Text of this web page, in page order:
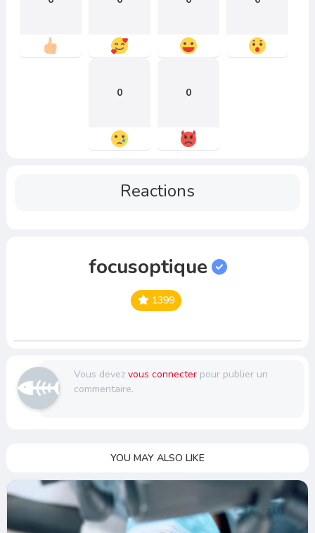
0 0
Reactions
focusoptique
1399
Vous devez vous connecterpour publier un
commentaire.
YOU MAY ALSO LIKE